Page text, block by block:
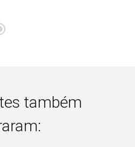
também